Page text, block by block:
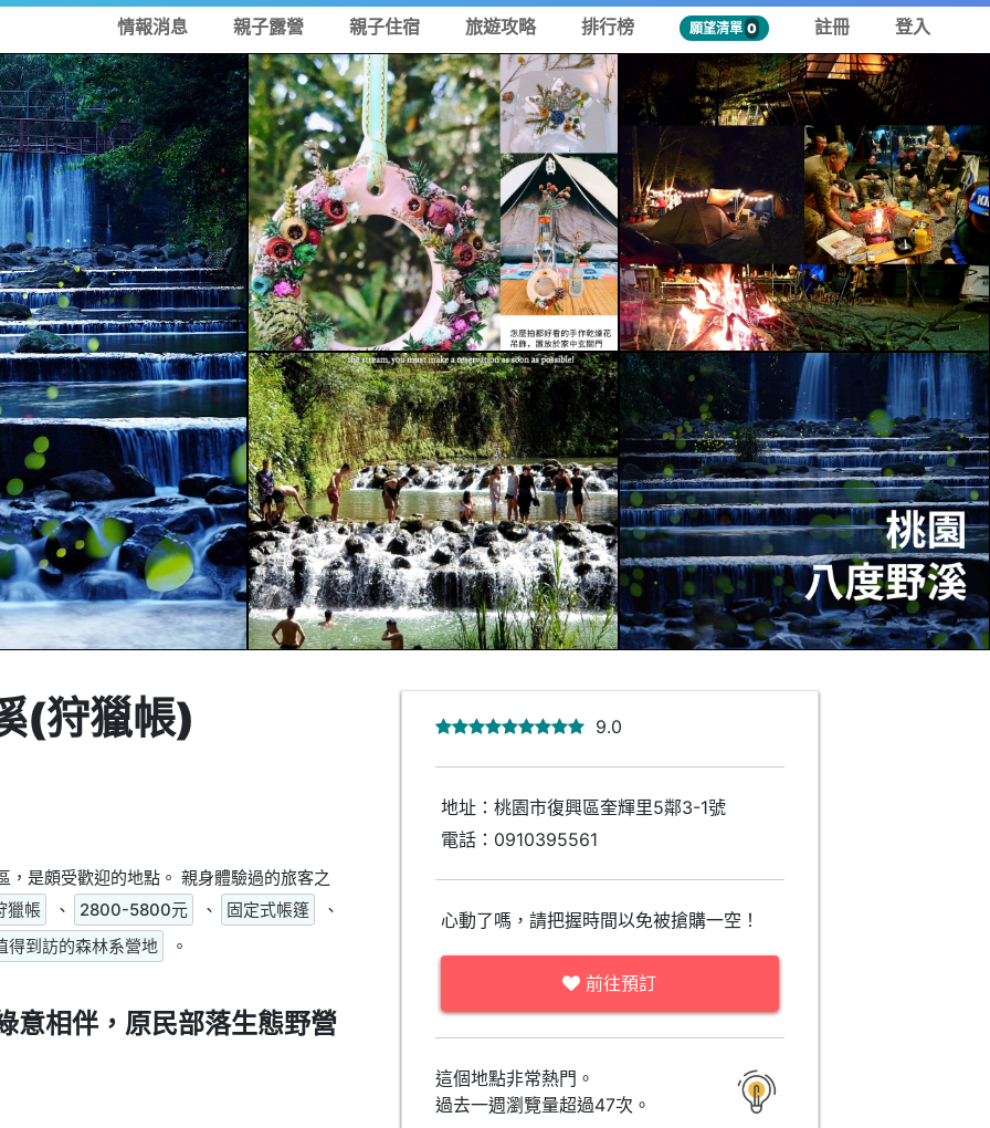
情報消息 親子露營 親子住宿 旅遊攻略 排行榜 願望清單 0 註冊 登入
(狩獵帳)
是頗受歡迎的地點。 親身體驗過的旅客之
獵帳
、 2800-5800元 、 固定式帳篷
、
得到訪的森林系營地
。
意相伴，原民部落生態野營
9.0
地址：桃園市復興區奎輝里5鄰3-1號
電話： 0910395561
心動了嗎，請把握時間以免被搶購一空！
前往預訂
這個地點非常熱門。
過去一週瀏覽量超過47次。